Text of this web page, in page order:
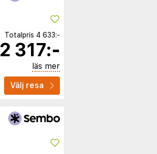
Totalpris 4 633:-
2 317:-
läs mer
Välj resa